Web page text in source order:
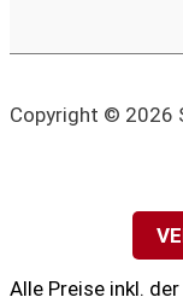
Copyright © 2026
Alle Preise inkl.